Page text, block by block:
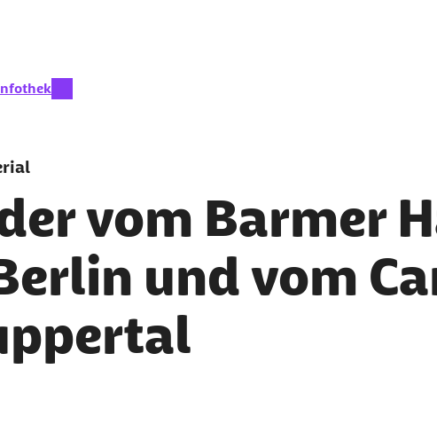
Zeit aktiv:
vom Barmer
und vom
als